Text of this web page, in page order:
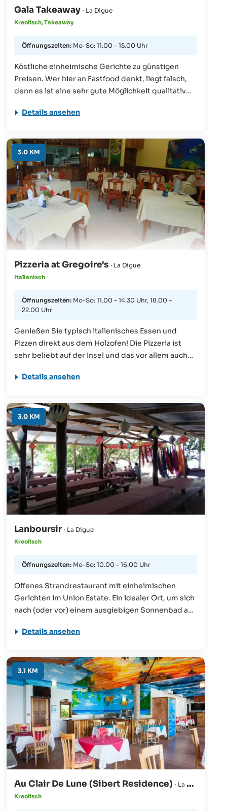
Gala Takeaway · La Digue
Kreolisch, Takeaway
Öffnungszeiten: Mo-So: 11.00 – 15.00 Uhr
Köstliche einheimische Gerichte zu günstigen
Preisen. Wer hier an Fastfood denkt, liegt falsch,
denn es ist eine sehr gute Möglichkeit qualitativ
Einheimischen so.
Details ansehen
3.0 KM
Pizzeria at Gregoire's · La Digue
Italienisch
Öffnungszeiten: Mo-So: 11.00 – 14.30 Uhr, 18.00 –
22.00 Uhr
Genießen Sie typisch italienisches Essen und
Pizzen direkt aus dem Holzofen! Die Pizzeria ist
sehr beliebt auf der Insel und das vor allem auch
Details ansehen
3.0 KM
Lanboursir · La Digue
Kreolisch
Öffnungszeiten: Mo-So: 10.00 – 16.00 Uhr
Offenes Strandrestaurant mit einheimischen
Gerichten im Union Estate. Ein idealer Ort, um sich
nach (oder vor) einem ausgiebigen Sonnenbad an
einem gegrilltem Fisch, einem Salat oder
Und das mit Sand unter den Füßen!
Details ansehen
3.1 KM
Au Clair De Lune (Sibert Residence) · La Digue
Kreolisch